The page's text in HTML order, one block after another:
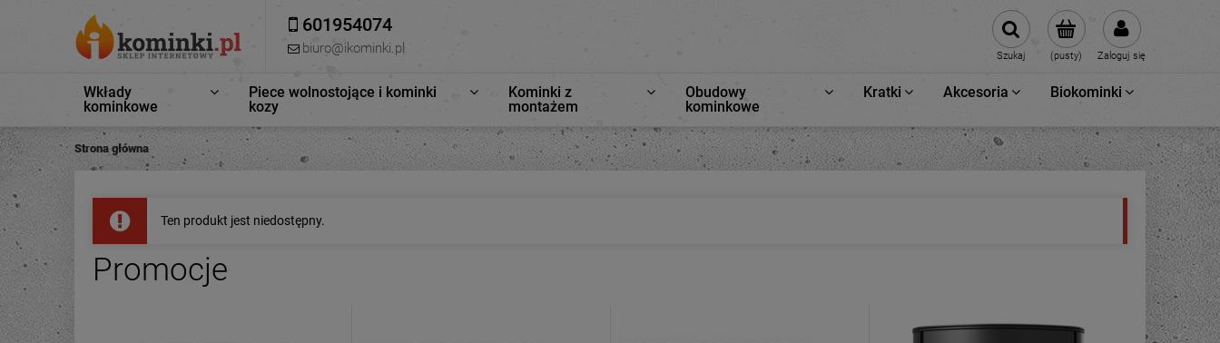
601954074
biuro@ikominki.pl (pusty) Zaloguj się
Szukaj
Wkłady
kominkowe
Piece wolnostojące i kominki
kozy
Kominki z
montażem
Obudowy
kominkowe
Kratki Akcesoria Biokominki
Strona główna
Ten produkt jest niedostępny.
Promocje